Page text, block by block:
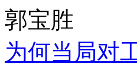
郭宝胜
为何当局对